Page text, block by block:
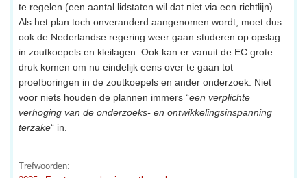
te regelen (een aantal lidstaten wil dat niet via een richtlijn).
Als het plan toch onveranderd aangenomen wordt, moet dus
ook de Nederlandse regering weer gaan studeren op opslag
in zoutkoepels en kleilagen. Ook kan er vanuit de EC grote
druk komen om nu eindelijk eens over te gaan tot
proefboringen in de zoutkoepels en ander onderzoek. Niet
voor niets houden de plannen immers “een verplichte
verhoging van de onderzoeks- en ontwikkelingsinspanning
terzake“ in.
Trefwoorden: